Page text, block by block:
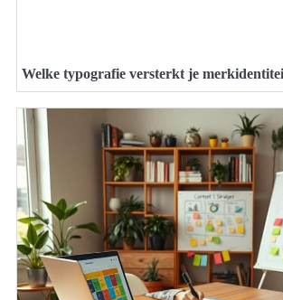
Welke typografie versterkt je